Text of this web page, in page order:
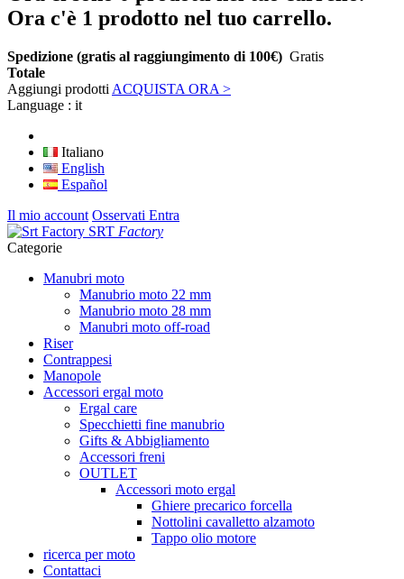
Ora c'è 1 prodotto nel tuo carrello.
Spedizione (gratis al raggiungimento di 100€) Gratis
Totale
Aggiungi prodotti ACQUISTA ORA >
Language : it
Italiano
English
Español
Il mio account Osservati Entra
SRT Factory
Categorie
Manubri moto
Manubrio moto 22 mm
Manubrio moto 28 mm
Manubri moto off-road
Riser
Contrappesi
Manopole
Accessori ergal moto
Ergal care
Specchietti fine manubrio
Gifts & Abbigliamento
Accessori freni
OUTLET
Accessori moto ergal
Ghiere precarico forcella
Nottolini cavalletto alzamoto
Tappo olio motore
ricerca per moto
Contattaci